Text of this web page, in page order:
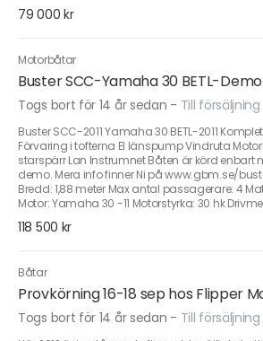
79 000 kr
Motorbåtar
Buster SCC-Yamaha 30 BETL-Demo
Togs bort för 14 år sedan - Till
Buster SCC-2011 Yamaha 30 BETL-2011
Förvaring i tofterna El länspump Vindruta
starspärr Lan Instrumnet Båten är körd
demo. Mera info finner Ni på www.gbm.se/
Bredd: 1,88 meter Max antal passagerare: 4
Motor: Yamaha 30 -11 Motorstyrka: 30 hk
118 500 kr
Båtar
Provkörning 16-18 sep hos Flipper
Togs bort för 14 år sedan - Till försäljning